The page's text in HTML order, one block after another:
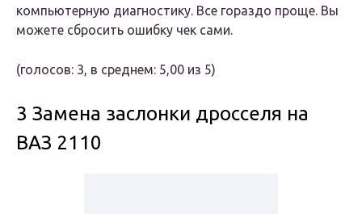
компьютерную диагностику. Все гораздо проще. Вы
можете сбросить ошибку чек сами.
(голосов: 3, в среднем: 5,00 из 5)
3 Замена заслонки дросселя на
ВАЗ 2110